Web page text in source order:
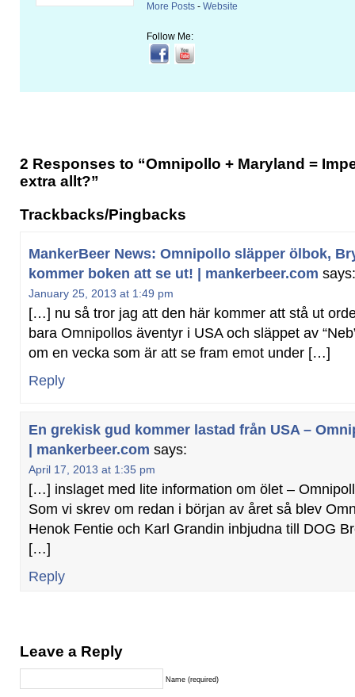
More Posts - Website
Follow Me:
2 Responses to “Omnipollo + Maryland =
extra allt?”
Trackbacks/Pingbacks
MankerBeer News: Omnipollo släpper ölbok,
kommer boken att se ut! | mankerbeer.com says:
January 25, 2013 at 1:49 pm
[…] nu så tror jag att den här kommer att stå ut
bara Omnipollos äventyr i USA och släppet av
om en vecka som är att se fram emot under […]
Reply
En grekisk gud kommer lastad från USA –
| mankerbeer.com says:
April 17, 2013 at 1:35 pm
[…] inslaget med lite information om ölet –
Som vi skrev om redan i början av året så blev
Henok Fentie och Karl Grandin inbjudna till DOG
[…]
Reply
Leave a Reply
Name (required)